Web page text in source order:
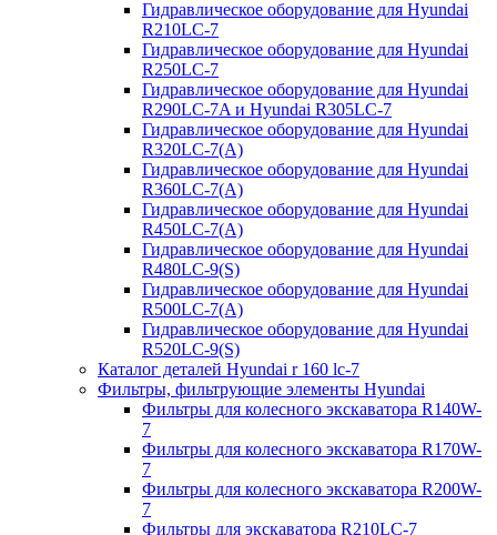
Гидравлическое оборудование для Hyundai
R210LC-7
Гидравлическое оборудование для Hyundai
R250LC-7
Гидравлическое оборудование для Hyundai
R290LC-7A и Hyundai R305LC-7
Гидравлическое оборудование для Hyundai
R320LC-7(A)
Гидравлическое оборудование для Hyundai
R360LC-7(A)
Гидравлическое оборудование для Hyundai
R450LC-7(A)
Гидравлическое оборудование для Hyundai
R480LC-9(S)
Гидравлическое оборудование для Hyundai
R500LC-7(A)
Гидравлическое оборудование для Hyundai
R520LC-9(S)
Каталог деталей Hyundai r 160 lc-7
Фильтры, фильтрующие элементы Hyundai
Фильтры для колесного экскаватора R140W-
7
Фильтры для колесного экскаватора R170W-
7
Фильтры для колесного экскаватора R200W-
7
Фильтры для экскаватора R210LC-7